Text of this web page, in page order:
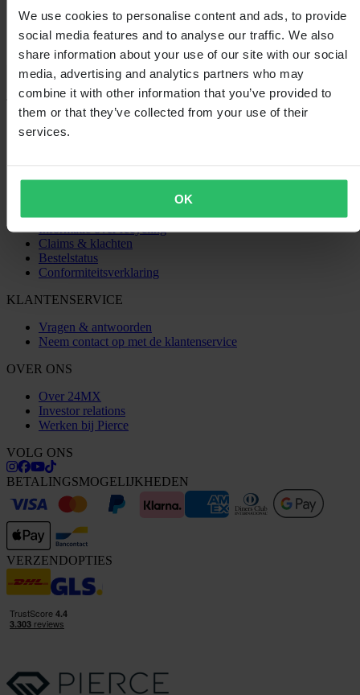
We use cookies to personalise content and ads, to provide
social media features and to analyse our traffic. We also
share information about your use of our site with our social
media, advertising and analytics partners who may
combine it with other information that you’ve provided to
them or that they’ve collected from your use of their
services.
OK
Laden...
SHOPPEN
Herroepingsrecht
Informatie over recycling
Claims & klachten
Bestelstatus
Conformiteitsverklaring
KLANTENSERVICE
Vragen & antwoorden
Neem contact op met de klantenservice
OVER ONS
Over 24MX
Investor relations
Werken bij Pierce
VOLG ONS
BETALINGSMOGELIJKHEDEN
VERZENDOPTIES